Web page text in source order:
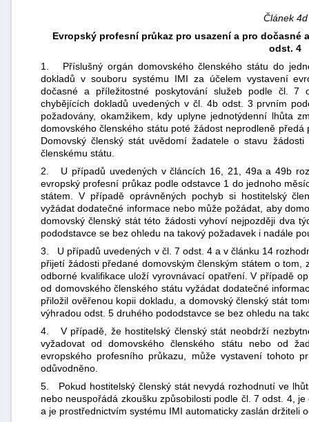
Článek 4d
Evropský profesní průkaz pro usazení a pro
odst. 4
1. Příslušný orgán domovského členského státu do
dokladů v souboru systému IMI za účelem vystavení
dočasné a příležitostné poskytování služeb podle čl. 7
chybějících dokladů uvedených v čl. 4b odst. 3 prvním
požadovány, okamžikem, kdy uplyne jednotýdenní lhůta
domovského členského státu poté žádost neprodleně
Domovský členský stát uvědomí žadatele o stavu
členskému státu.
2. U případů uvedených v článcích 16, 21, 49a a 49b
evropský profesní průkaz podle odstavce 1 do jednoho
státem. V případě oprávněných pochyb si hostitelský
vyžádat dodatečné informace nebo může požádat, aby
domovský členský stát této žádosti vyhoví nejpozději dva
pododstavce se bez ohledu na takový požadavek i nadále
3. U případů uvedených v čl. 7 odst. 4 a v článku 14
přijetí žádosti předané domovským členským státem o
odborné kvalifikace uloží vyrovnávací opatření. V případě
od domovského členského státu vyžádat dodatečné
přiložil ověřenou kopii dokladu, a domovský členský stát
výhradou odst. 5 druhého pododstavce se bez ohledu na
4. V případě, že hostitelský členský stát neobdrží
vyžadovat od domovského členského státu nebo od
evropského profesního průkazu, může vystavení tohoto
odůvodněno.
5. Pokud hostitelský členský stát nevydá rozhodnutí ve
nebo neuspořádá zkoušku způsobilosti podle čl. 7 odst. 4,
a je prostřednictvím systému IMI automaticky zaslán držiteli